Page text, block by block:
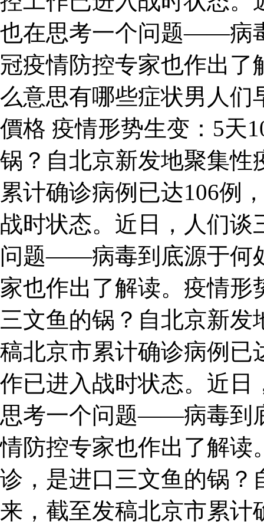
也在思考一个问题——病
冠疫情防控专家也作出
么意思有哪些症状男人们
價格 疫情形势生变：5天
锅？自北京新发地聚集性
累计确诊病例已达106例
战时状态。近日，人们谈
问题——病毒到底源于何
家也作出了解读。疫情形
三文鱼的锅？自北京新
稿北京市累计确诊病例已
作已进入战时状态。近日
思考一个问题——病毒到
情防控专家也作出了解读
诊，是进口三文鱼的锅？
来，截至发稿北京市累计